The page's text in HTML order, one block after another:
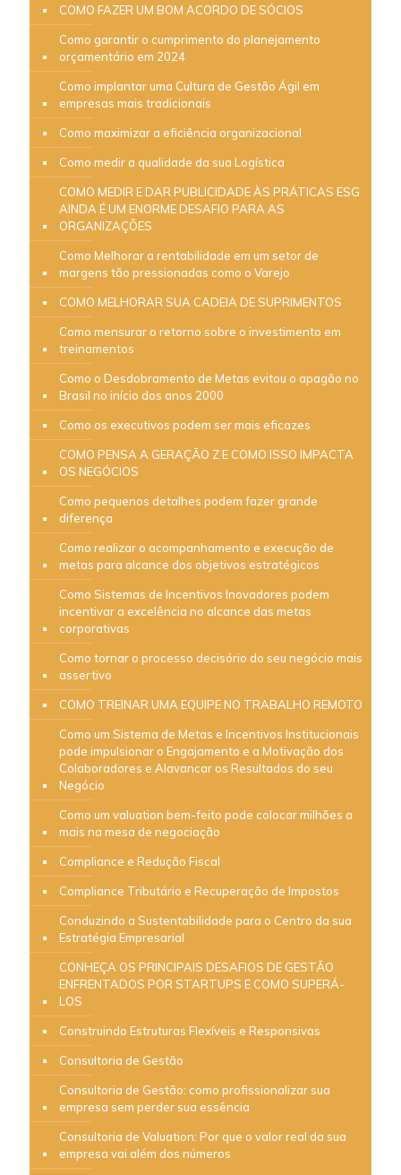
COMO FAZER UM BOM ACORDO DE SÓCIOS
Como garantir o cumprimento do planejamento
orçamentário em 2024
Como implantar uma Cultura de Gestão Ágil em
empresas mais tradicionais
Como maximizar a eficiência organizacional
Como medir a qualidade da sua Logística
COMO MEDIR E DAR PUBLICIDADE ÀS PRÁTICAS ESG
AINDA É UM ENORME DESAFIO PARA AS
ORGANIZAÇÕES
Como Melhorar a rentabilidade em um setor de
margens tão pressionadas como o Varejo
COMO MELHORAR SUA CADEIA DE SUPRIMENTOS
Como mensurar o retorno sobre o investimento em
treinamentos
Como o Desdobramento de Metas evitou o apagão no
Brasil no início dos anos 2000
Como os executivos podem ser mais eficazes
COMO PENSA A GERAÇÃO Z E COMO ISSO IMPACTA
OS NEGÓCIOS
Como pequenos detalhes podem fazer grande
diferença
Como realizar o acompanhamento e execução de
metas para alcance dos objetivos estratégicos
Como Sistemas de Incentivos Inovadores podem
incentivar a excelência no alcance das metas
corporativas
Como tornar o processo decisório do seu negócio mais
assertivo
COMO TREINAR UMA EQUIPE NO TRABALHO REMOTO
Como um Sistema de Metas e Incentivos Institucionais
pode impulsionar o Engajamento e a Motivação dos
Colaboradores e Alavancar os Resultados do seu
Negócio
Como um valuation bem-feito pode colocar milhões a
mais na mesa de negociação
Compliance e Redução Fiscal
Compliance Tributário e Recuperação de Impostos
Conduzindo a Sustentabilidade para o Centro da sua
Estratégia Empresarial
CONHEÇA OS PRINCIPAIS DESAFIOS DE GESTÃO
ENFRENTADOS POR STARTUPS E COMO SUPERÁ-
LOS
Construindo Estruturas Flexíveis e Responsivas
Consultoria de Gestão
Consultoria de Gestão: como profissionalizar sua
empresa sem perder sua essência
Consultoria de Valuation: Por que o valor real da sua
empresa vai além dos números